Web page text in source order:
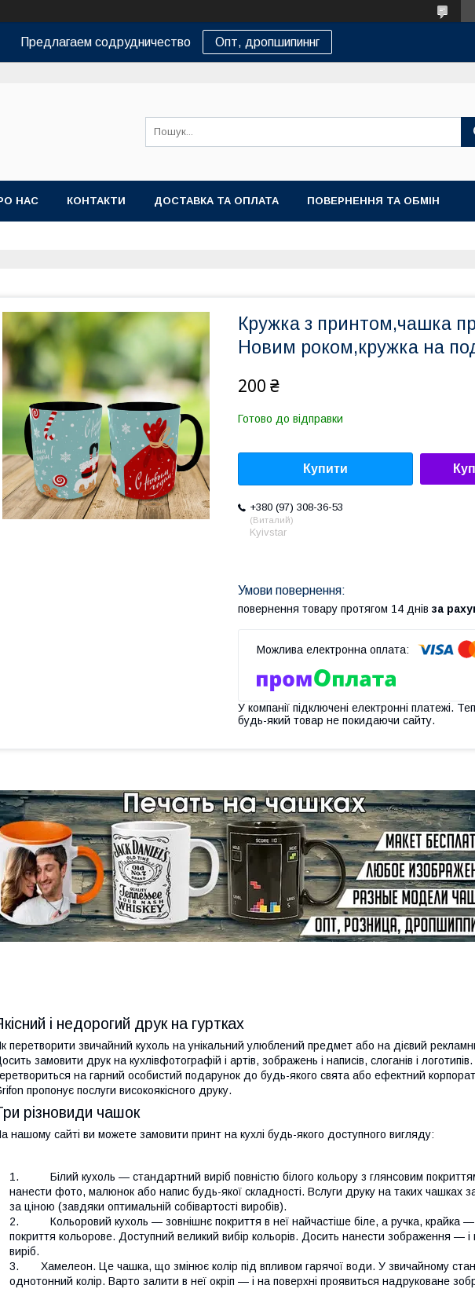
Предлагаем содрудничество Опт, дропшипиннг
НАС КОНТАКТИ ДОСТАВКА ТА ОПЛАТА ПОВЕРНЕННЯ ТА ОБМІН
Кружка з принтом,чашка
Новим роком,кружка на
200 ₴
Готово до відправки
Купити
+380 (97) 308-36-53
Виталий
Kyivstar
повернення товару протягом 14 днів за
У компанії підключені електронні платежі.
будь-який товар не покидаючи сайту.
і недорогий друк на гуртках
перетворити звичайний кухоль на унікальний улюблений предмет або на дієвий
замовити друк на кухлівфотографій і артів, зображень і написів, слоганів і
на гарний особистий подарунок до будь-якого свята або ефектний
пропонує послуги високоякісного друку.
різновиди чашок
нашому сайті ви можете замовити принт на кухлі будь-якого доступного вигляду:
Білий кухоль — стандартний виріб повністю білого кольору з глянсовим
нанести фото, малюнок або напис будь-якої складності. Вслуги друку на таких чашках
за ціною (завдяки оптимальній собівартості виробів).
Кольоровий кухоль — зовнішнє покриття в неї найчастіше біле, а ручка, крайка —
покриття кольорове. Доступний великий вибір кольорів. Досить нанести зображення —
виріб.
Хамелеон. Це чашка, що змінює колір під впливом гарячої води. У звичайному
однотонний колір. Варто залити в неї окріп — і на поверхні проявиться надруковане